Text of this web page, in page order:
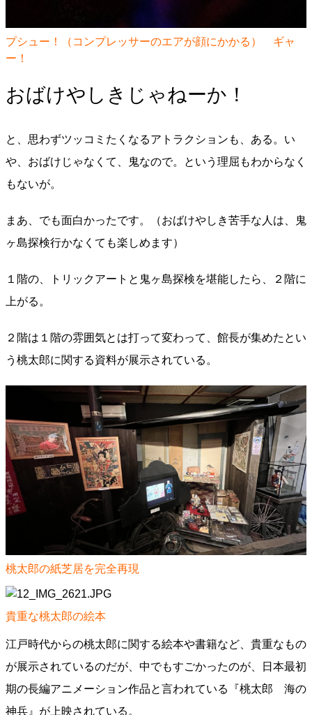
プシュー！（コンプレッサーのエアが顔にかかる） ギャ
ー！
おばけやしきじゃねーか！
と、思わずツッコミたくなるアトラクションも、ある。い
や、おばけじゃなくて、鬼なので。という理屈もわからなく
もないが。
まあ、でも面白かったです。（おばけやしき苦手な人は、鬼
ヶ島探検行かなくても楽しめます）
１階の、トリックアートと鬼ヶ島探検を堪能したら、２階に
上がる。
２階は１階の雰囲気とは打って変わって、館長が集めたとい
う桃太郎に関する資料が展示されている。
桃太郎の紙芝居を完全再現
貴重な桃太郎の絵本
江戸時代からの桃太郎に関する絵本や書籍など、貴重なもの
が展示されているのだが、中でもすごかったのが、日本最初
期の長編アニメーション作品と言われている『桃太郎 海の
神兵』が上映されている。